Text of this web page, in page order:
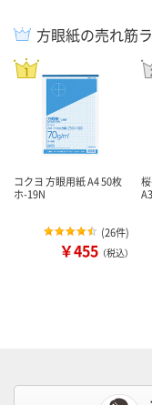
方眼紙の売れ筋
コクヨ 方眼用紙 A4 50枚
ホ-19N
(26件)
￥455 （税込）